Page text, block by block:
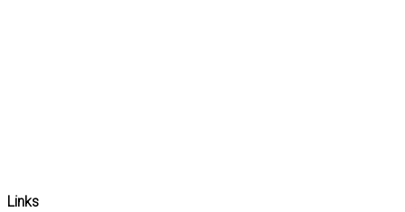
Links